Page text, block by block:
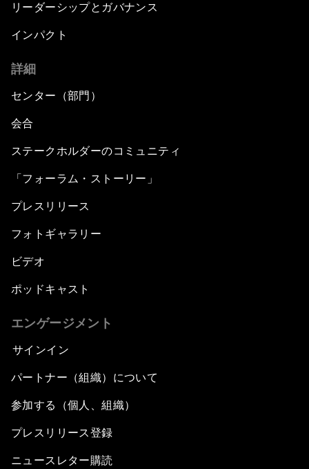
リーダーシップとガバナンス
インパクト
詳細
センター（部門）
会合
ステークホルダーのコミュニティ
「フォーラム・ストーリー」
プレスリリース
フォトギャラリー
ビデオ
ポッドキャスト
エンゲージメント
サインイン
パートナー（組織）について
参加する（個人、組織）
プレスリリース登録
ニュースレター購読